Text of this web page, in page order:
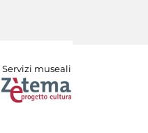
Servizi museali